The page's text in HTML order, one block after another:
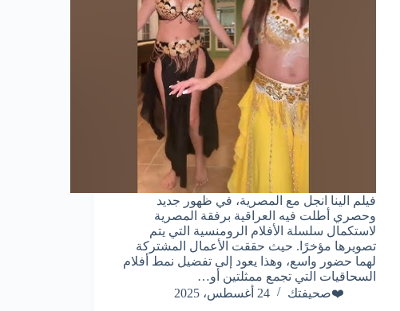
فيلم الينا انجل مع المصرية، في ظهور جديد
وحصري أطلت فيه العراقية برفقة المصرية
لاستكمال سلسلة الأفلام الرومنسية التي يتم
تصويرها مؤخرًا. حيث حققت الأعمال المشتركة
لهما حضور واسع، وهذا يعود إلى تفضيل نمط أفلام
السحاقيات التي تجمع ممثلتين أو…
❤️صحيفتك
24 أغسطس، 2025